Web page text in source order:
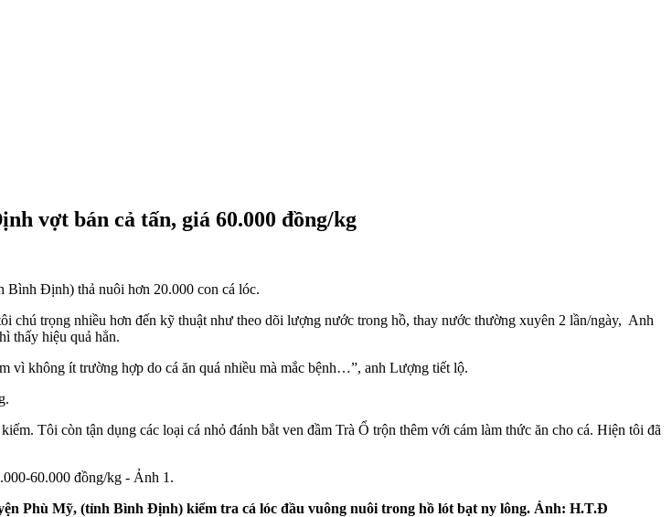
vợt bán cả tấn, giá 60.000 đồng/kg
Định) thả nuôi hơn 20.000 con cá lóc.
chú trọng nhiều hơn đến kỹ thuật như theo dõi lượng nước trong hồ, thay nước thường xuyên 2 lần/ngày, Anh
thấy hiệu quả hẳn.
vì không ít trường hợp do cá ăn quá nhiều mà mắc bệnh…”, anh Lượng tiết lộ.
Tôi còn tận dụng các loại cá nhỏ đánh bắt ven đầm Trà Ổ trộn thêm với cám làm thức ăn cho cá. Hiện tôi đã
Phù Mỹ, (tỉnh Bình Định) kiểm tra cá lóc đầu vuông nuôi trong hồ lót bạt ny lông. Ảnh: H.T.Đ